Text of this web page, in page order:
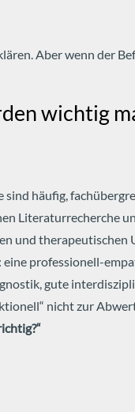
Aber wenn der
wichtig
sind häufig,
Literaturrecherche
und therapeutischen
professionell-
gute
nicht zur